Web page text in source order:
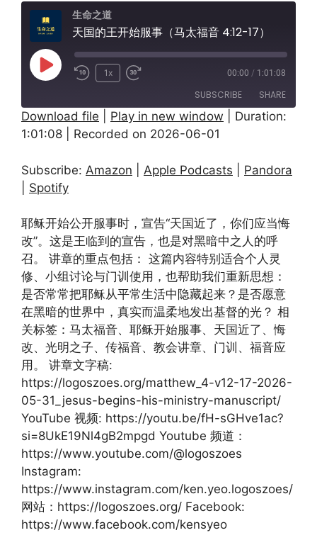
生命之道
天国的王开始服事（马太福音 4:12-17）
Play
1x 00:00 / 1:01:08
SUBSCRIBE SHARE
Amazon Apple Podcasts
RSS FEED
SHARE
LINK
EMBED
Download file Play in new window
Duration:
1:01:08
Recorded on 2026-06-01
Subscribe: Amazon Apple Podcasts
Pandora
Spotify
耶稣开始公开服事时，宣告“天国近了，你们应当悔
改”。这是王临到的宣告，也是对黑暗中之人的呼
召。 讲章的重点包括： 这篇内容特别适合个人灵
修、小组讨论与门训使用，也帮助我们重新思想：
是否常常把耶稣从平常生活中隐藏起来？是否愿意
在黑暗的世界中，真实而温柔地发出基督的光？ 相
关标签：马太福音、耶稣开始服事、天国近了、悔
改、光明之子、传福音、教会讲章、门训、福音应
用。 讲章文字稿:
https://logoszoes.org/matthew_4-v12-17-2026-
05-31_jesus-begins-his-ministry-manuscript/
YouTube 视频: https://youtu.be/fH-sGHve1ac?
si=8UkE19Nl4gB2mpgd Youtube 频道：
https://www.youtube.com/@logoszoes
Instagram:
https://www.instagram.com/ken.yeo.logoszoes/
网站：https://logoszoes.org/ Facebook:
https://www.facebook.com/kensyeo